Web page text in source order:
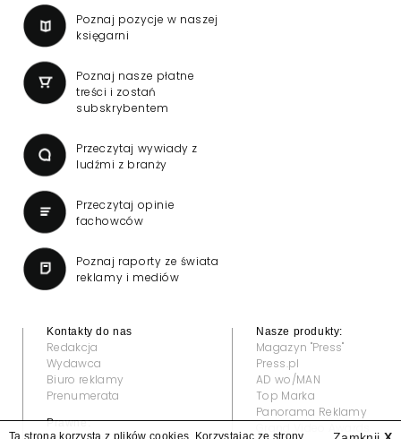
Poznaj pozycje w naszej
księgarni
Poznaj nasze płatne
treści i zostań
subskrybentem
Przeczytaj wywiady z
ludźmi z branży
Przeczytaj opinie
fachowców
Poznaj raporty ze świata
reklamy i mediów
Kontakty do nas
Redakcja
Wydawca
Biuro reklamy
Prenumerata
Prawne:
Nasze produkty:
Magazyn "Press"
Press.pl
AD wo/MAN
Top Marka
Panorama Reklamy
Ta strona korzysta z plików cookies. Korzystając ze strony